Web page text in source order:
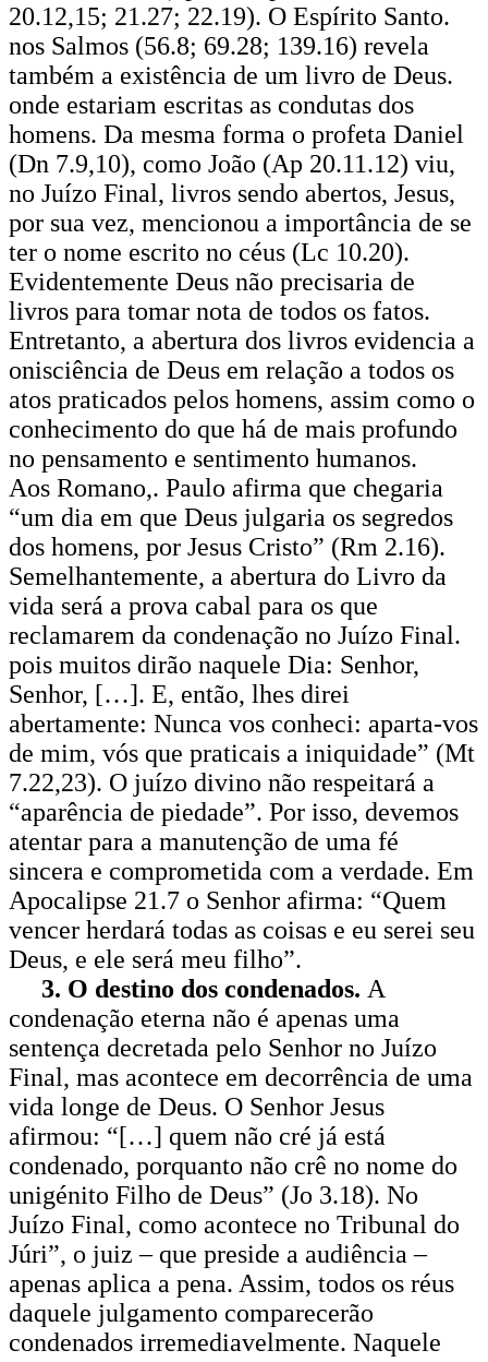
20.12,15; 21.27; 22.19). O Espírito Santo.
nos Salmos (56.8; 69.28; 139.16) revela
também a existência de um livro de Deus.
onde estariam escritas as condutas dos
homens. Da mesma forma o profeta Daniel
(Dn 7.9,10), como João (Ap 20.11.12) viu,
no Juízo Final, livros sendo abertos, Jesus,
por sua vez, mencionou a importância de se
ter o nome escrito no céus (Lc 10.20).
Evidentemente Deus não precisaria de
livros para tomar nota de todos os fatos.
Entretanto, a abertura dos livros evidencia a
onisciência de Deus em relação a todos os
atos praticados pelos homens, assim como o
conhecimento do que há de mais profundo
no pensamento e sentimento humanos.
Aos Romano,. Paulo afirma que chegaria
“um dia em que Deus julgaria os segredos
dos homens, por Jesus Cristo” (Rm 2.16).
Semelhantemente, a abertura do Livro da
vida será a prova cabal para os que
reclamarem da condenação no Juízo Final.
pois muitos dirão naquele Dia: Senhor,
Senhor, […]. E, então, lhes direi
abertamente: Nunca vos conheci: aparta-vos
de mim, vós que praticais a iniquidade” (Mt
7.22,23). O juízo divino não respeitará a
“aparência de piedade”. Por isso, devemos
atentar para a manutenção de uma fé
sincera e comprometida com a verdade. Em
Apocalipse 21.7 o Senhor afirma: “Quem
vencer herdará todas as coisas e eu serei seu
Deus, e ele será meu filho”.
3. O destino dos condenados. A
condenação eterna não é apenas uma
sentença decretada pelo Senhor no Juízo
Final, mas acontece em decorrência de uma
vida longe de Deus. O Senhor Jesus
afirmou: “[…] quem não cré já está
condenado, porquanto não crê no nome do
unigénito Filho de Deus” (Jo 3.18). No
Juízo Final, como acontece no Tribunal do
Júri”, o juiz – que preside a audiência –
apenas aplica a pena. Assim, todos os réus
daquele julgamento comparecerão
condenados irremediavelmente. Naquele